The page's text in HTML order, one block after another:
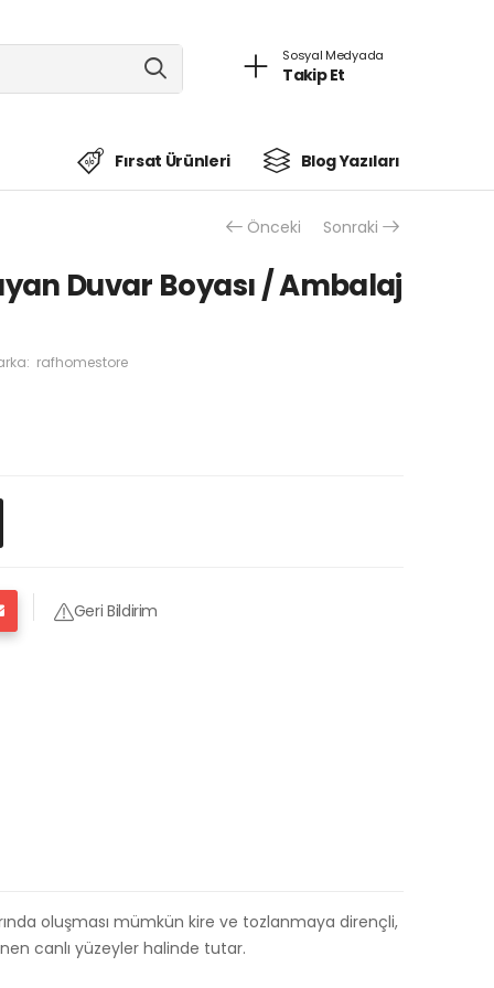
Sosyal Medyada
Takip Et
Fırsat Ürünleri Blog Yazıları
Önceki Sonraki
Duvar Boyası / Ambalaj
rafhomestore
Geri Bildirim
oluşması mümkün kire ve tozlanmaya dirençli,
canlı yüzeyler halinde tutar.